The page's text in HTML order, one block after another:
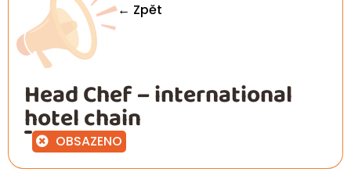
← Zpět
Head Chef – international
hotel chain
OBSAZENO